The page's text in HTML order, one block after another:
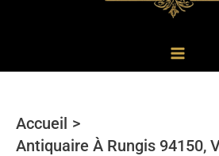
Accueil
Antiquaire À Rungis 94150,